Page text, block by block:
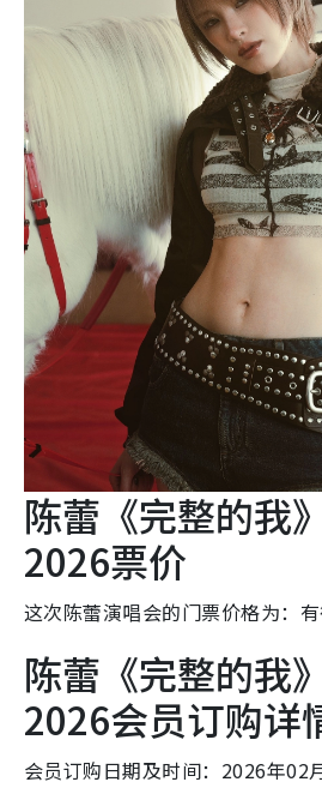
陈蕾《完整的我
2026票价
这次陈蕾演唱会的门票价格为：有
陈蕾《完整的我
2026会员订购详
会员订购日期及时间：2026年02